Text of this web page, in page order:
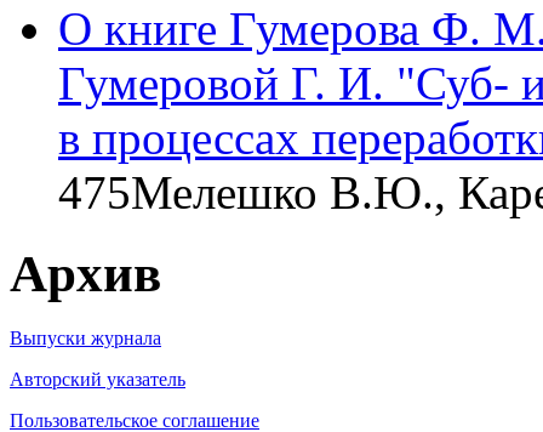
О книге Гумерова Ф.
Гумеровой Г. И. "Суб-
в процессах
475Мелешко В.Ю.,
Архив
Выпуски журнала
Авторский указатель
Пользовательское соглашение